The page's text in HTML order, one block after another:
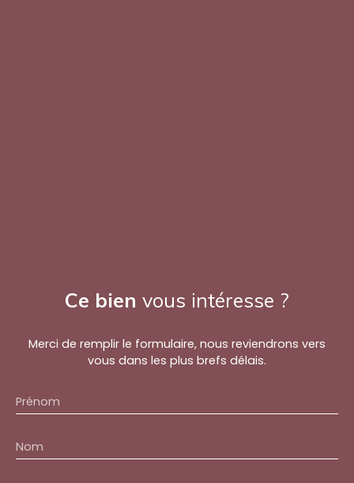
Ce bien vous intéresse ?
Merci de remplir le formulaire, nous reviendrons vers
vous dans les plus brefs délais.
Prénom
Nom